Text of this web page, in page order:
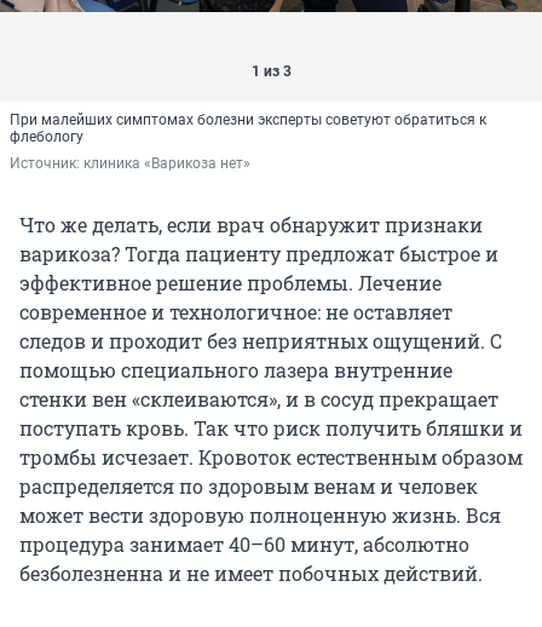
1 из 3
При малейших симптомах болезни эксперты советуют обратиться к
флебологу
Источник: клиника «Варикоза нет»
Что же делать, если врач обнаружит признаки
варикоза? Тогда пациенту предложат быстрое и
эффективное решение проблемы. Лечение
современное и технологичное: не оставляет
следов и проходит без неприятных ощущений. С
помощью специального лазера внутренние
стенки вен «склеиваются», и в сосуд прекращает
поступать кровь. Так что риск получить бляшки и
тромбы исчезает. Кровоток естественным образом
распределяется по здоровым венам и человек
может вести здоровую полноценную жизнь. Вся
процедура занимает 40–60 минут, абсолютно
безболезненна и не имеет побочных действий.